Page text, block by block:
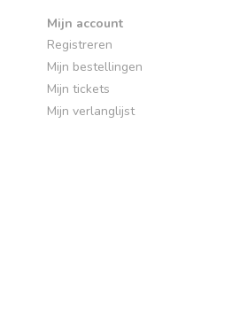
Mijn account
Registreren
Mijn bestellingen
Mijn tickets
Mijn verlanglijst